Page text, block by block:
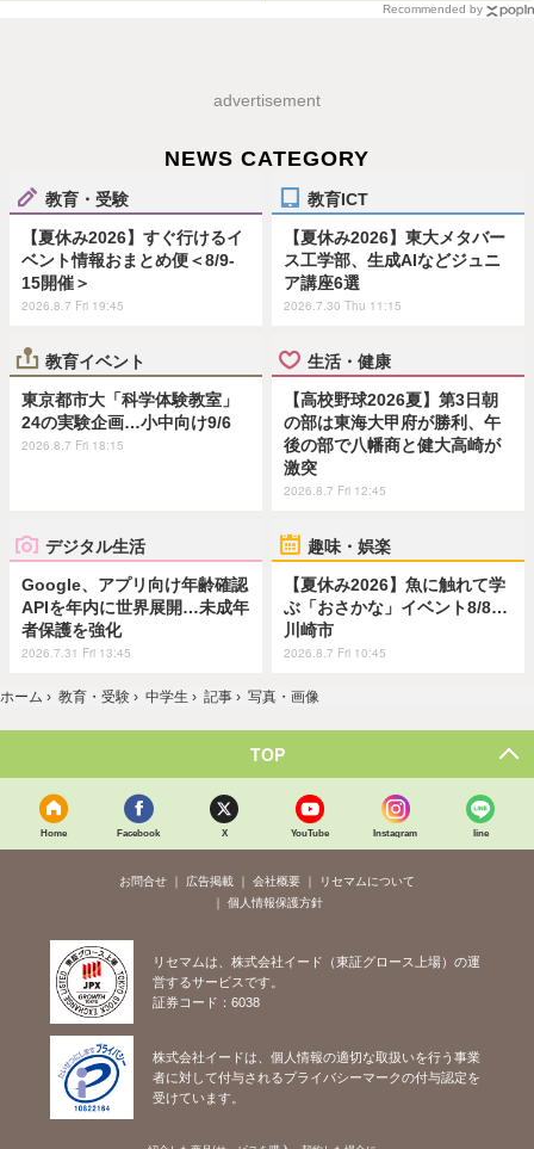
Recommended by
advertisement
NEWS CATEGORY
教育・受験
【夏休み2026】すぐ行けるイ
ベント情報おまとめ便＜8/9-
15開催＞
2026.8.7 Fri 19:45
教育ICT
【夏休み2026】東大メタバー
ス工学部、生成AIなどジュニ
ア講座6選
2026.7.30 Thu 11:15
教育イベント
東京都市大「科学体験教室」
24の実験企画…小中向け9/6
2026.8.7 Fri 18:15
生活・健康
【高校野球2026夏】第3日朝
の部は東海大甲府が勝利、午
後の部で八幡商と健大高崎が
激突
2026.8.7 Fri 12:45
デジタル生活
Google、アプリ向け年齢確認
APIを年内に世界展開…未成年
者保護を強化
2026.7.31 Fri 13:45
趣味・娯楽
【夏休み2026】魚に触れて学
ぶ「おさかな」イベント8/8…
川崎市
2026.8.7 Fri 10:45
ホーム › 教育・受験 › 中学生 › 記事 › 写真・画像
TOP
Home Facebook X YouTube Instagram line
お問合せ 広告掲載 会社概要
リセマムについて
個人情報保護方針
リセマムは、株式会社イード（東証グロース上場）の運
営するサービスです。
証券コード：6038
株式会社イードは、個人情報の適切な取扱いを行う事業
者に対して付与されるプライバシーマークの付与認定を
受けています。